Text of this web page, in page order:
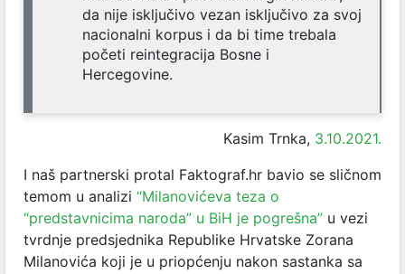
da nije isključivo vezan isključivo za svoj
nacionalni korpus i da bi time trebala
početi reintegracija Bosne i
Hercegovine.
Kasim Trnka, 3.10.2021.
I naš partnerski protal Faktograf.hr bavio se sličnom
temom u analizi “Milanovićeva teza o
“predstavnicima naroda” u BiH je pogrešna” u vezi
tvrdnje predsjednika Republike Hrvatske Zorana
Milanovića koji je u priopćenju nakon sastanka sa